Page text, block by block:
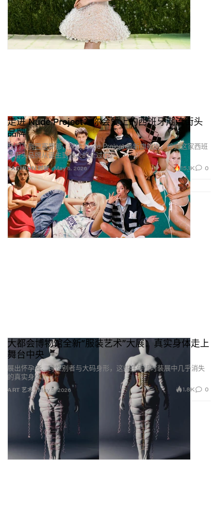
FASHION 时装
走进 Nude Project：你会爱上的西班牙潮流街头
品牌
我们飞到巴塞罗那，探访 Nude Project 最新旗舰店，挖掘这家西班
牙街头品牌从诞生到爆火的全过程。
May 5, 2026 15.1K 0
ART 艺术
大都会博物馆全新“服装艺术”大展：真实身体走上
舞台中央
展出怀孕者、跨性别者与大码身形，这些在传统时装展中几乎消失
的真实身体。
May 5, 2026 1.8K 0